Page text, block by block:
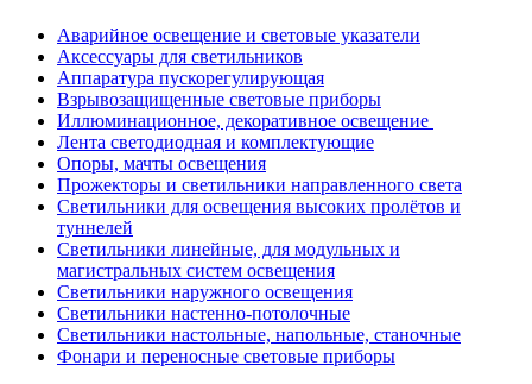
Аварийное освещение и световые указатели
Аксессуары для светильников
Аппаратура пускорегулирующая
Взрывозащищенные световые приборы
Иллюминационное, декоративное освещение
Лента светодиодная и комплектующие
Опоры, мачты освещения
Прожекторы и светильники направленного света
Светильники для освещения высоких пролётов и
туннелей
Светильники линейные, для модульных и
магистральных систем освещения
Светильники наружного освещения
Светильники настенно-потолочные
Светильники настольные, напольные, станочные
Фонари и переносные световые приборы